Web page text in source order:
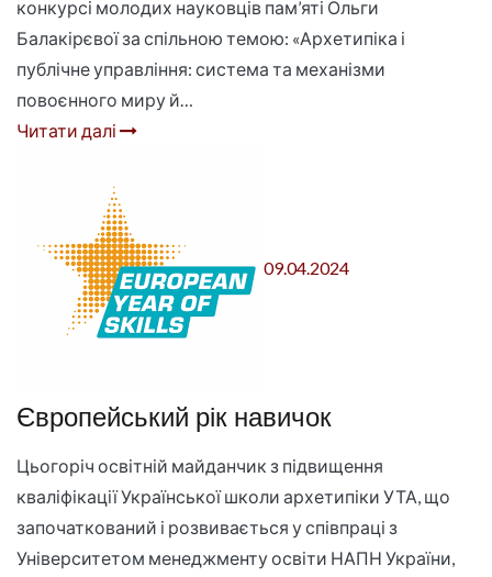
конкурсі молодих науковців пам’яті Ольги
Балакірєвої за спільною темою: «Архетипіка і
публічне управління: система та механізми
повоєнного миру й…
Читати далі
09.04.2024
Європейський рік навичок
Цьогоріч освітній майданчик з підвищення
кваліфікації Української школи архетипіки УТА, що
започаткований і розвивається у співпраці з
Університетом менеджменту освіти НАПН України,